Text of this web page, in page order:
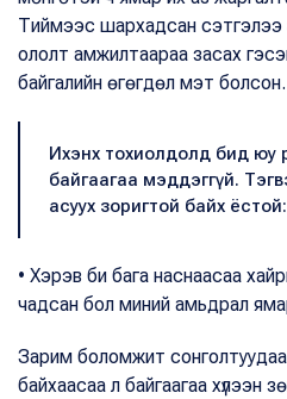
Тиймээс шархадсан
ололт амжилтаараа засах
байгалийн өгөгдөл мэт болсон.
Ихэнх тохиолдолд бид юу
байгаагаа мэддэггүй. Тэгвэл
асуух зоригтой байх ёстой:
• Хэрэв би бага наснаасаа
чадсан бол миний амьдрал
Зарим боломжит сонголтуудаа
байхаасаа л байгаагаа хүлээн